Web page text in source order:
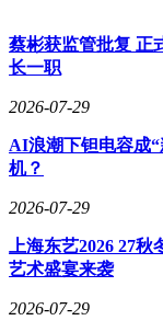
蔡彬获监管批复 正
长一职
2026-07-29
AI浪潮下钽电容成
机？
2026-07-29
上海东艺2026 27
艺术盛宴来袭
2026-07-29